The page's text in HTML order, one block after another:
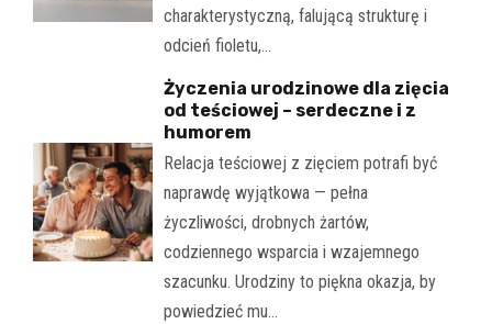
charakterystyczną, falującą strukturę i
odcień fioletu,…
Życzenia urodzinowe dla zięcia
od teściowej – serdeczne i z
humorem
Relacja teściowej z zięciem potrafi być
naprawdę wyjątkowa — pełna
życzliwości, drobnych żartów,
codziennego wsparcia i wzajemnego
szacunku. Urodziny to piękna okazja, by
powiedzieć mu…